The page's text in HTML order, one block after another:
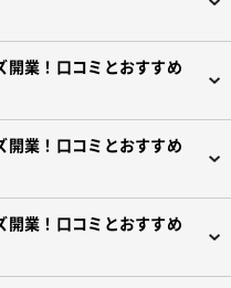
開業！口コミとおすすめ
開業！口コミとおすすめ
開業！口コミとおすすめ